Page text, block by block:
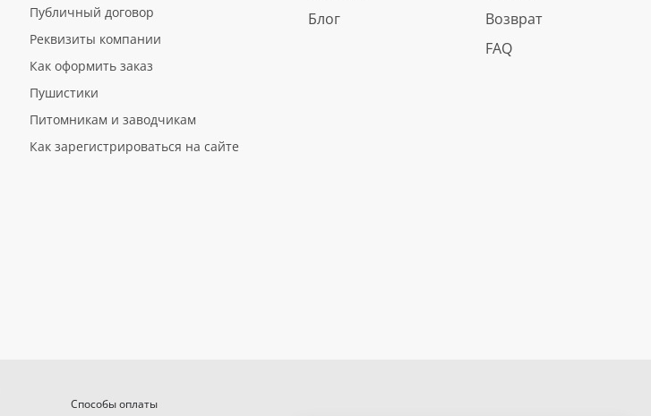
Публичный договор
Реквизиты компании
Как оформить заказ
Пушистики
Питомникам и заводчикам
Как зарегистрироваться на сайте
Блог
Возврат
FAQ
Способы оплаты